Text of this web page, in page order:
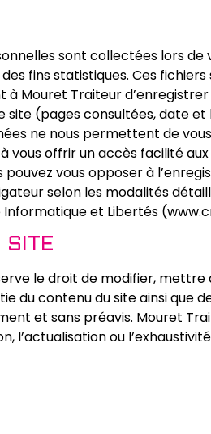
sont collectées lors
fins statistiques. Ces
Mouret Traiteur
site (pages consultées, date et
ne nous permettent de
vous offrir un accès facilité
pouvez vous opposer à
selon les modalités
et Libertés
SITE
le droit de modifier, mettre
du contenu du site ainsi que
et sans préavis. Mouret
l’actualisation ou